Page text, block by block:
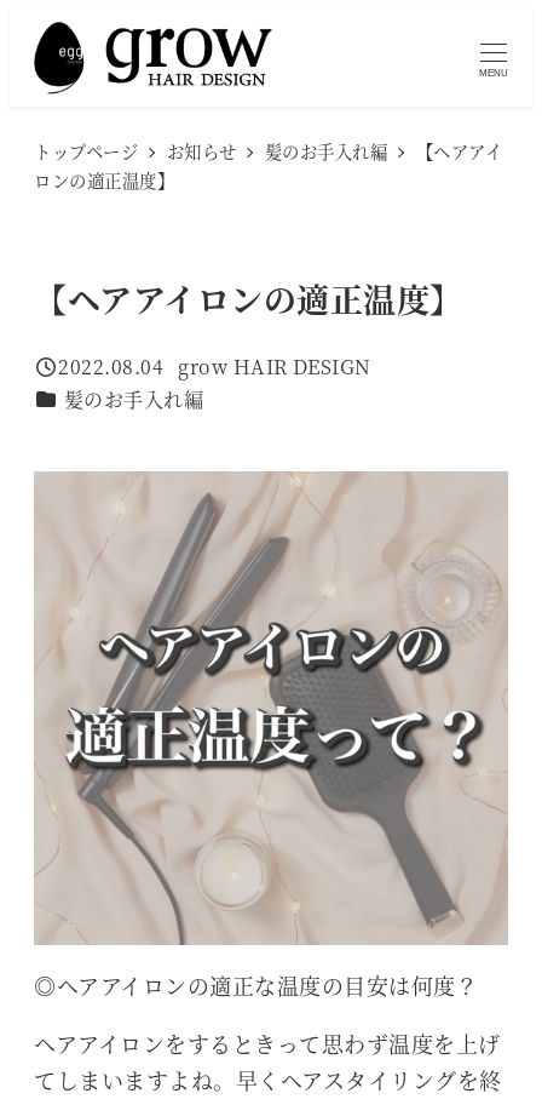
MENU
トップページ お知らせ 髪のお手入れ編
【ヘアアイ
ロンの適正温度】
【ヘアアイロンの適正温度】
投稿日
2022.08.04
著
者
grow HAIR DESIGN
カテゴリー
髪のお手入れ編
◎ヘアアイロンの適正な温度の目安は何度？
ヘアアイロンをするときって思わず温度を上げ
てしまいますよね。早くヘアスタイリングを終